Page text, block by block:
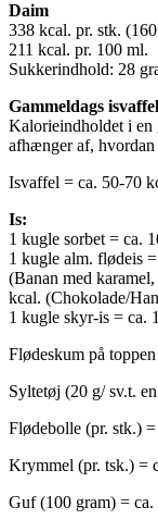
Daim
338 kcal. pr. stk.
211 kcal. pr. 100 ml.
Sukkerindhold: 28
Gammeldags isvaffel
Kalorieindholdet i en
afhænger af,
Isvaffel = ca. 50-70
Is:
1 kugle sorbet = ca.
1 kugle alm. flødeis
(Banan med
kcal. (Chokolade/
1 kugle skyr-is = ca.
Flødeskum på
Syltetøj (20 g/ sv.t.
Flødebolle (pr. stk.)
Krymmel (pr. tsk.) =
Guf (100 gram) = ca.